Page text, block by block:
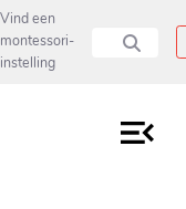
naar pagina
Vind een
montessori-
instelling